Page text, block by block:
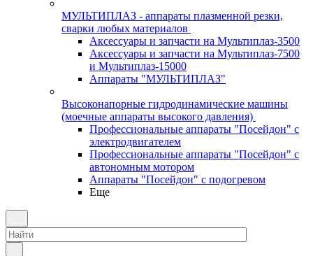
МУЛЬТИПЛАЗ - аппараты плазменной резки,
сварки любых материалов
Аксессуары и запчасти на Мультиплаз-3500
Аксессуары и запчасти на Мультиплаз-7500
и Мультиплаз-15000
Аппараты "МУЛЬТИПЛАЗ"
Высоконапорные гидродинамические машины
(моечные аппараты высокого давления)
Профессиональные аппараты "Посейдон" с
электродвигателем
Профессиональные аппараты "Посейдон" с
автономным мотором
Аппараты "Посейдон" с подогревом
Еще